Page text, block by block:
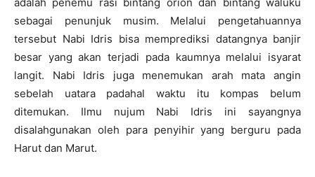
sebagai penunjuk musim. Melalui pengetahuannya
tersebut Nabi Idris bisa memprediksi datangnya banjir
besar yang akan terjadi pada kaumnya melalui isyarat
langit. Nabi Idris juga menemukan arah mata angin
sebelah uatara padahal waktu itu kompas belum
ditemukan. Ilmu nujum Nabi Idris ini sayangnya
disalahgunakan oleh para penyihir yang berguru pada
Harut dan Marut.